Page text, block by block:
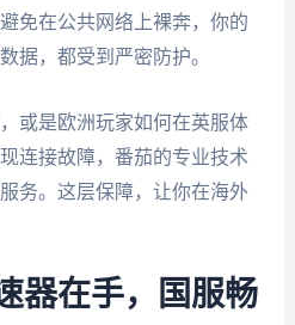
免在公共网络上裸奔，你的
据，都受到严密防护。
或是欧洲玩家如何在英服体
连接故障，番茄的专业技术
务。这层保障，让你在海外
器在手，国服畅